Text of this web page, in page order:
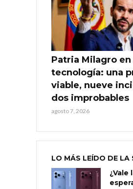
Patria Milagro en
tecnología: una
viable, nueve
dos improbables
agosto 7, 2026
LO MÁS LEÍDO DE LA
¿Vale